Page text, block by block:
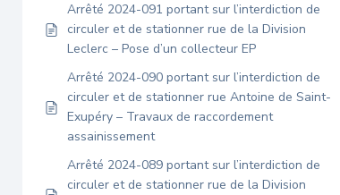
Arrêté 2024-091 portant sur l’interdiction de
circuler et de stationner rue de la Division
Leclerc – Pose d’un collecteur EP
Arrêté 2024-090 portant sur l’interdiction de
circuler et de stationner rue Antoine de Saint-
Exupéry – Travaux de raccordement
assainissement
Arrêté 2024-089 portant sur l’interdiction de
circuler et de stationner rue de la Division